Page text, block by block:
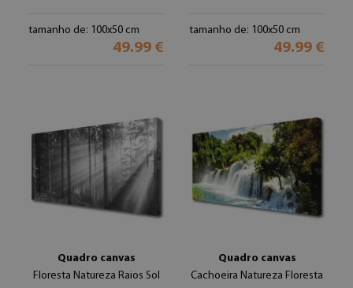
tamanho de: 100x50 cm
49.99 €
tamanho de: 100x50 cm
49.99 €
Quadro canvas
Floresta Natureza Raios Sol
Quadro canvas
Cachoeira Natureza Floresta